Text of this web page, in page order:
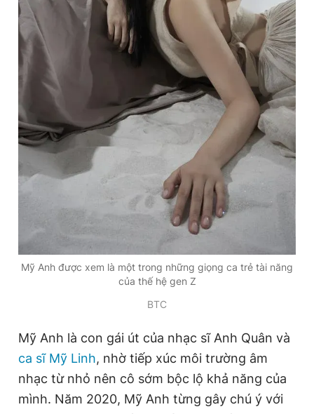
Mỹ Anh được xem là một trong những giọng ca trẻ tài năng
của thế hệ gen Z
BTC
Mỹ Anh là con gái út của nhạc sĩ Anh Quân và
ca sĩ Mỹ Linh, nhờ tiếp xúc môi trường âm
nhạc từ nhỏ nên cô sớm bộc lộ khả năng của
mình. Năm 2020, Mỹ Anh từng gây chú ý với